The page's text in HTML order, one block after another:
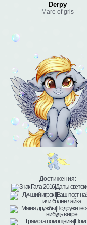
Derpy
Mare of gris
Достижения: